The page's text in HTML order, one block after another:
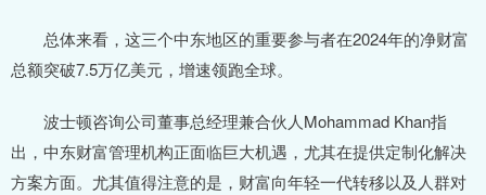
总体来看，这三个中东地区的重要参与者在2024年的净财富
总额突破7.5万亿美元，增速领跑全球。
波士顿咨询公司董事总经理兼合伙人Mohammad Khan指
出，中东财富管理机构正面临巨大机遇，尤其在提供定制化解决
方案方面。尤其值得注意的是，财富向年轻一代转移以及人群对